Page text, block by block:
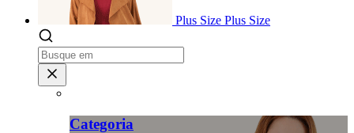
Plus Size Plus Size
Categoria